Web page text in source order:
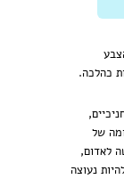
כהלכה.
של
לאדום,
נעוצה